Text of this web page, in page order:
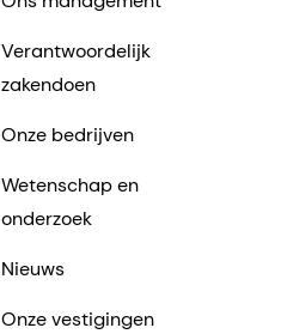
Verantwoordelijk
zakendoen
Onze bedrijven
Wetenschap en
onderzoek
Nieuws
Onze vestigingen